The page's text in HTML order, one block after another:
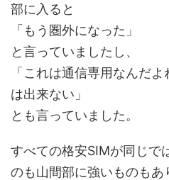
部に入ると
「もう圏外になった」
と言っていましたし、
「これは通信専用なんだ
は出来ない」
とも言っていました。
すべての格安SIMが同じで
のも山間部に強いものもあ